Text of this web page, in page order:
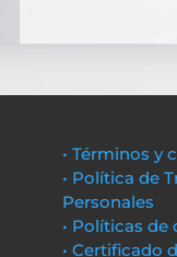
• Términos y
• Política de
Personales
• Políticas
• Certificado